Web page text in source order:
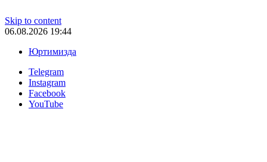
Skip to content
06.08.2026 19:44
Юртимизда
Telegram
Instagram
Facebook
YouTube